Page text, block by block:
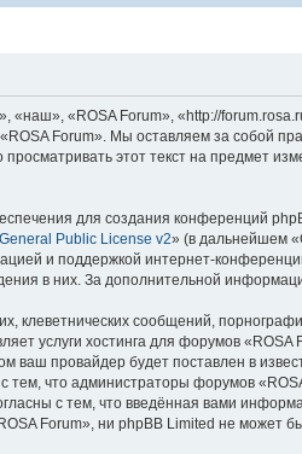
«ROSA Forum», «http://
Forum». Мы оставляем за собой
этот текст на предмет
для создания конференций
Public License v2» (в дальнейшем
и поддержкой интернет-
в них. За дополнительной
клеветнических сообщений,
услуги хостинга для форумов
провайдер будет поставлен в
тем, что администраторы форумов
с тем, что введённая вами
Forum», ни phpBB Limited не может